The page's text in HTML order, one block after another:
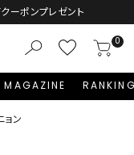
ーポンプレゼント
0
MAGAZINE
ョン